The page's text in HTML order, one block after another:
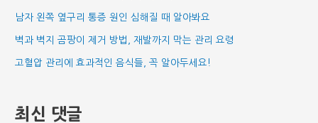
남자 왼쪽 옆구리 통증 원인 심해질 때 알아봐요
벽과 벽지 곰팡이 제거 방법, 재발까지 막는 관리 요령
고혈압 관리에 효과적인 음식들, 꼭 알아두세요!
최신 댓글